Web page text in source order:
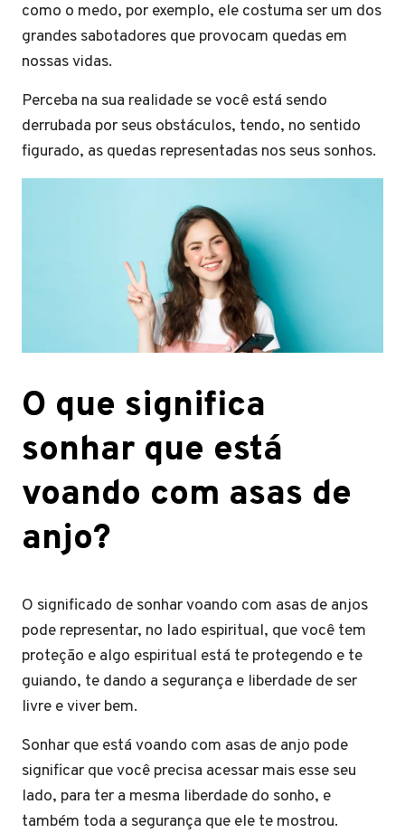
como o medo, por exemplo, ele costuma ser um dos
grandes sabotadores que provocam quedas em
nossas vidas.
Perceba na sua realidade se você está sendo
derrubada por seus obstáculos, tendo, no sentido
figurado, as quedas representadas nos seus sonhos.
O que significa
sonhar que está
voando com asas de
anjo?
O significado de sonhar voando com asas de anjos
pode representar, no lado espiritual, que você tem
proteção e algo espiritual está te protegendo e te
guiando, te dando a segurança e liberdade de ser
livre e viver bem.
Sonhar que está voando com asas de anjo pode
significar que você precisa acessar mais esse seu
lado, para ter a mesma liberdade do sonho, e
também toda a segurança que ele te mostrou.